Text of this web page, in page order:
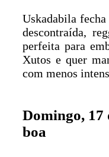
Uskadabila
descontraída,
perfeita para
Xutos e quer
com menos
Domingo, 17
boa